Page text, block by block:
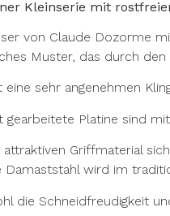
Kleinserie mit
von Claude Dozorme
Muster, das durch
eine sehr angenehmen
Platine sind
Griffmaterial
wird im
die Schneidfreudigkeit